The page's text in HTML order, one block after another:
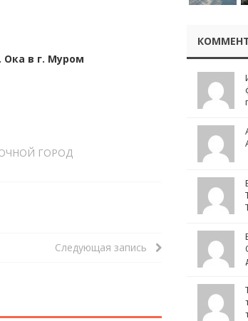
Ока в г. Муром
ГОРОД
Следующая запись